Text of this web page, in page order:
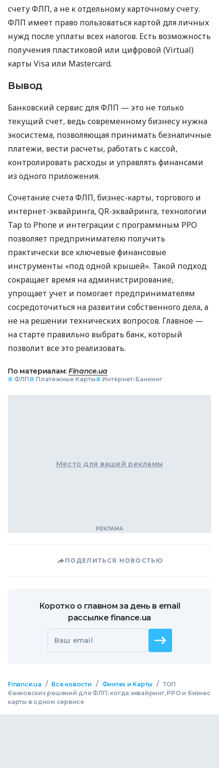
счету ФЛП, а не к отдельному карточному счету.
ФЛП имеет право пользоваться картой для личных
нужд после уплаты всех налогов. Есть возможность
получения пластиковой или цифровой (Virtual)
карты Visa или Mastercard.
Вывод
Банковский сервис для ФЛП — это не только
текущий счет, ведь современному бизнесу нужна
экосистема, позволяющая принимать безналичные
платежи, вести расчеты, работать с кассой,
контролировать расходы и управлять финансами
из одного приложения.
Сочетание счета ФЛП, бизнес-карты, торгового и
интернет-эквайринга, QR-эквайринга, технологии
Tap to Phone и интеграции с программным РРО
позволяет предпринимателю получить
практически все ключевые финансовые
инструменты «под одной крышей». Такой подход
сокращает время на администрирование,
упрощает учет и помогает предпринимателям
сосредоточиться на развитии собственного дела, а
не на решении технических вопросов. Главное —
на старте правильно выбрать банк, который
позволит все это реализовать.
По материалам: Finance.ua
# ФЛП# Платежные Карты# Интернет-Банкинг
Место для вашей рекламы
ПОДЕЛИТЬСЯ НОВОСТЬЮ
Коротко о главном за день в email
рассылке finance.ua
Ваш email
Finance.ua / Все новости / Финтех и Карты / ТОП
банковских решений для ФЛП: когда эквайринг, РРО и бизнес
карты в одном сервисе